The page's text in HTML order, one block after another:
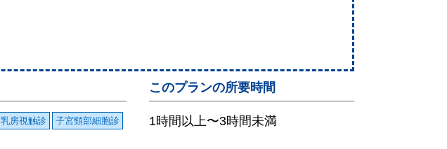
このプランの所要時間
1時間以上〜3時間未満
乳房視触診
子宮頸部細胞診